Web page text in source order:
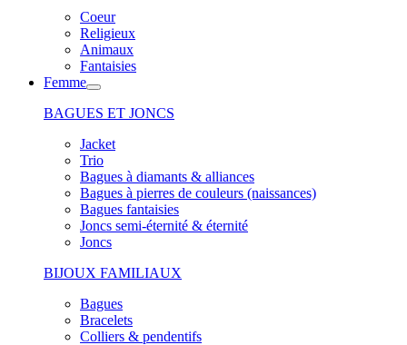
Coeur
Religieux
Animaux
Fantaisies
Femme
BAGUES ET JONCS
Jacket
Trio
Bagues à diamants & alliances
Bagues à pierres de couleurs (naissances)
Bagues fantaisies
Joncs semi-éternité & éternité
Joncs
BIJOUX FAMILIAUX
Bagues
Bracelets
Colliers & pendentifs